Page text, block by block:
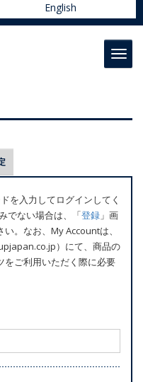
English
を入力してログインしてく
でない場合は、「登録 」画
。なお、My Accountは、
）にて、商品の
をご利用いただく際に必要